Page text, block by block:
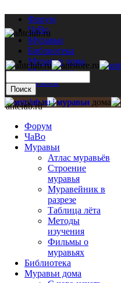
Форум
ЧаВо
Муравьи
Библиотека
Муравьи дома
Мастерская
Каталог
antclub.ru
Форум
ЧаВо
Муравьи
Атлас муравьёв
Строение
муравья
Муравейник в
разрезе
Таблица лёта
Методы
изучения
Фильмы о
муравьях
Библиотека
Муравьи дома